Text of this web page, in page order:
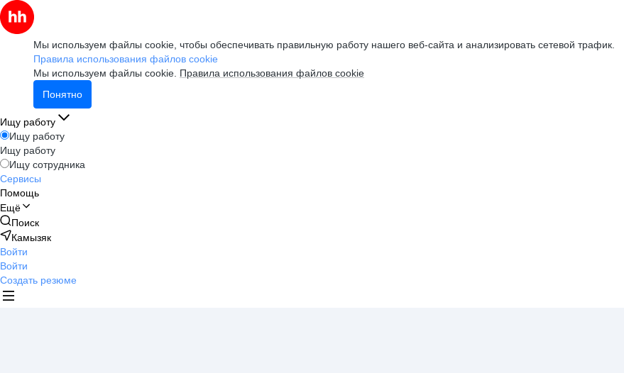
Мы используем файлы cookie, чтобы обеспечивать правильную работу нашего веб-сайта и анализировать сетевой трафик.
Правила использования файлов cookie
Мы используем файлы cookie. Правила использования файлов cookie
Понятно
Ищу работу
Ищу работу
Ищу работу
Ищу сотрудника
Сервисы
Помощь
Ещё
Поиск
Камызяк
Войти
Войти
Создать резюме